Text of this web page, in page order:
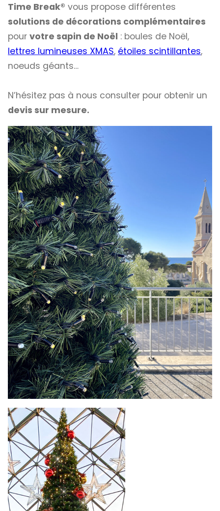
Time Break® vous propose différentes
solutions de décorations complémentaires
pour votre sapin de Noël : boules de Noël,
lettres lumineuses XMAS, étoiles scintillantes,
noeuds géants…
N’hésitez pas à nous consulter pour obtenir un
devis sur mesure.